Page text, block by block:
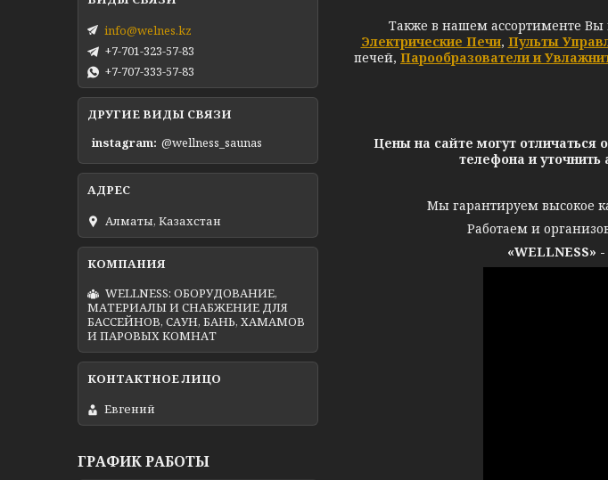
Также в нашем ассортименте Вы
Электрические Печи, Пульты
печей, Парообразователи и
Цены на сайте могут отличаться
телефона и
Мы гарантируем высокое
Работаем и
«WELLNESS»
info@welnes.kz
+7-701-323-57-83
+7-707-333-57-83
ДРУГИЕ ВИДЫ СВЯЗИ
instagram @wellness_saunas
Алматы, Казахстан
WELLNESS: ОБОРУДОВАНИЕ,
МАТЕРИАЛЫ И СНАБЖЕНИЕ ДЛЯ
БАССЕЙНОВ, САУН, БАНЬ, ХАМАМОВ
И ПАРОВЫХ КОМНАТ
Евгений
ГРАФИК РАБОТЫ